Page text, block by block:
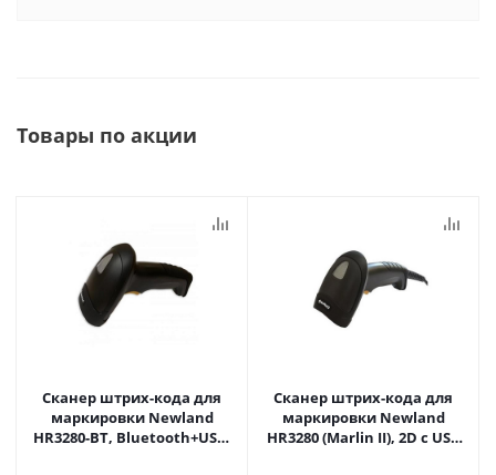
Товары по акции
Сканер штрих-кода для
маркировки Newland
HR3280-BT, Bluetooth+USB,
Сканер штрих-кода для
маркировки Newland
HR3280 (Marlin II), 2D с USB